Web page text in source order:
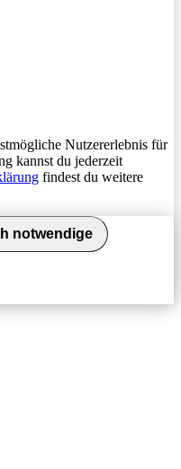
Nutzererlebnis für
kannst du jederzeit
findest du weitere
notwendige